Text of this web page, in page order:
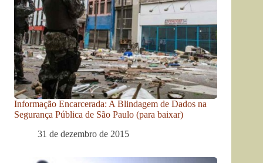
Informação Encarcerada: A Blindagem de Dados na
Segurança Pública de São Paulo (para baixar)
31 de dezembro de 2015